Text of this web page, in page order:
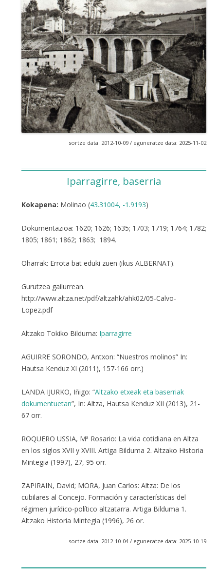
sortze data: 2012-10-09 / eguneratze data: 2025-11-02
Iparragirre, baserria
Kokapena: Molinao (43.31004, -1.9193)
Dokumentazioa: 1620; 1626; 1635; 1703; 1719; 1764; 1782;
1805; 1861; 1862; 1863; 1894.
Oharrak: Errota bat eduki zuen (ikus ALBERNAT).
Gurutzea gailurrean.
http://www.altza.net/pdf/altzahk/ahk02/05-Calvo-
Lopez.pdf
Altzako Tokiko Bilduma: Iparragirre
AGUIRRE SORONDO, Antxon: “Nuestros molinos” In:
Hautsa Kenduz XI (2011), 157-166 orr.)
LANDA IJURKO, Iñigo: “Altzako etxeak eta baserriak
dokumentuetan”, In: Altza, Hautsa Kenduz XII (2013), 21-
67 orr.
ROQUERO USSIA, Mª Rosario: La vida cotidiana en Altza
en los siglos XVII y XVIII. Artiga Bilduma 2. Altzako Historia
Mintegia (1997), 27, 95 orr.
ZAPIRAIN, David; MORA, Juan Carlos: Altza: De los
cubilares al Concejo. Formación y características del
régimen jurídico-político altzatarra. Artiga Bilduma 1.
Altzako Historia Mintegia (1996), 26 or.
sortze data: 2012-10-04 / eguneratze data: 2025-10-19